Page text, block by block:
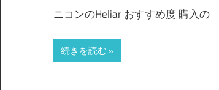
ニコンのHeliar おすすめ度 購入の
続きを読む